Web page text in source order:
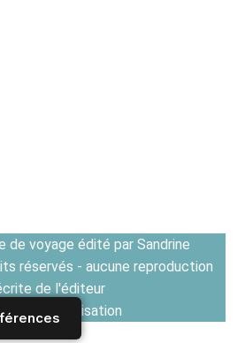
de voyage édité par Sandrine
réservés - aucune reproduction
de l'éditeur
d'utilisation